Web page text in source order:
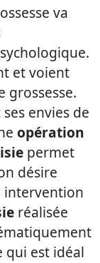
va
et voient
grossesse.
envies de
opération
permet
désire
intervention
réalisée
qui est idéal